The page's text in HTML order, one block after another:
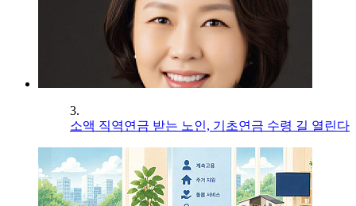
3.
소액 직역연금 받는 노인, 기초연금 수령 길 열린다